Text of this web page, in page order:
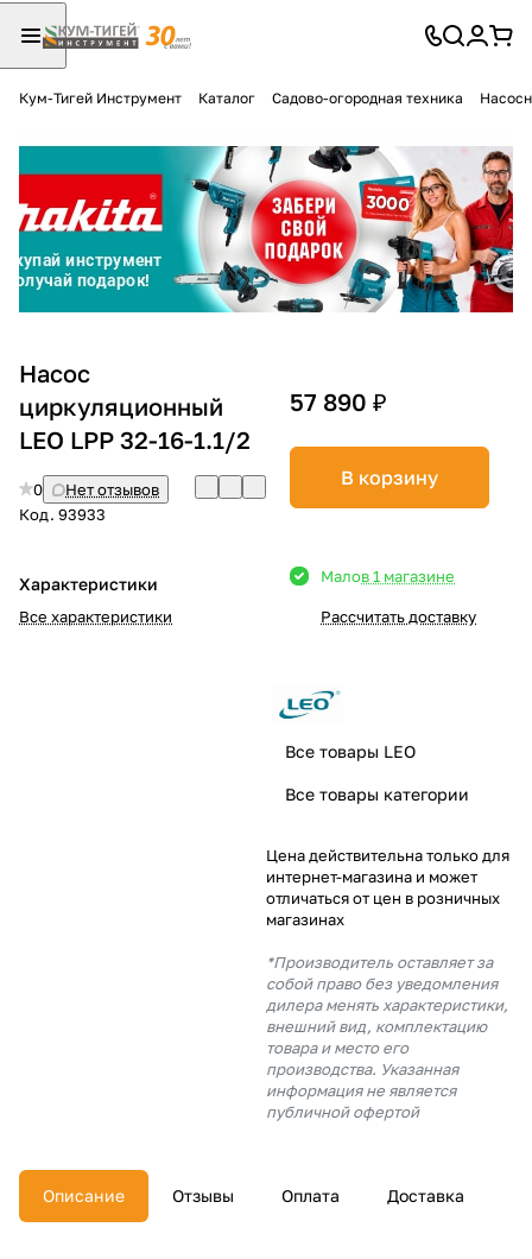
Кум-Тигей Инструмент Каталог Садово-огородная техника
Насос
циркуляционный
LEO LPP 32-16-1.1/2
0
Нет отзывов
Код. 93933
Характеристики
Все характеристики
57 890 ₽
В корзину
Малов 1 магазине
Рассчитать доставку
Все товары LEO
Все товары категории
Цена действительна только для
интернет-магазина и может
отличаться от цен в розничных
магазинах
*Производитель оставляет за
собой право без уведомления
дилера менять характеристики,
внешний вид, комплектацию
товара и место его
производства. Указанная
информация не является
публичной офертой
Описание Отзывы Оплата Доставка
Разбейте
оплатуна части
без переплат
График платежей
Сегодня
в корзину
% картой любого банка
% будут
с вашей карты